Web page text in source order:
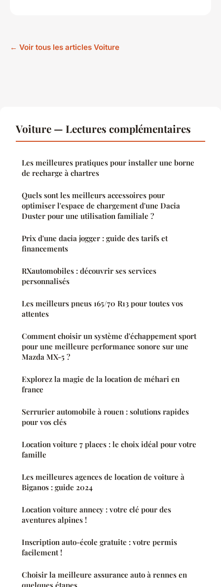
← Voir tous les articles Voiture
Voiture — Lectures complémentaires
Les meilleures pratiques pour installer une borne
de recharge à chartres
Quels sont les meilleurs accessoires pour
optimiser l'espace de chargement d'une Dacia
Duster pour une utilisation familiale ?
Prix d'une dacia jogger : guide des tarifs et
financements
RXautomobiles : découvrir ses services
personnalisés
Les meilleurs pneus 165/70 R13 pour toutes vos
attentes
Comment choisir un système d'échappement sport
pour une meilleure performance sonore sur une
Mazda MX-5 ?
Explorez la magie de la location de méhari en
france
Serrurier automobile à rouen : solutions rapides
pour vos clés
Location voiture 7 places : le choix idéal pour votre
famille
Les meilleures agences de location de voiture à
Biganos : guide 2024
Location voiture annecy : votre clé pour des
aventures alpines !
Inscription auto-école gratuite : votre permis
facilement !
Choisir la meilleure assurance auto à rennes en
quelques étapes